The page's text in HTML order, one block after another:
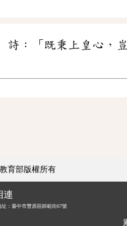
詩：「既秉上皇心，
育部版權所有
連
址：臺中市豐原區師範街67號